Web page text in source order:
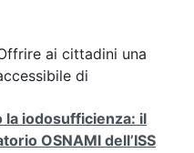
ai cittadini una
di
la iodosufficienza: il
OSNAMI dell’ISS